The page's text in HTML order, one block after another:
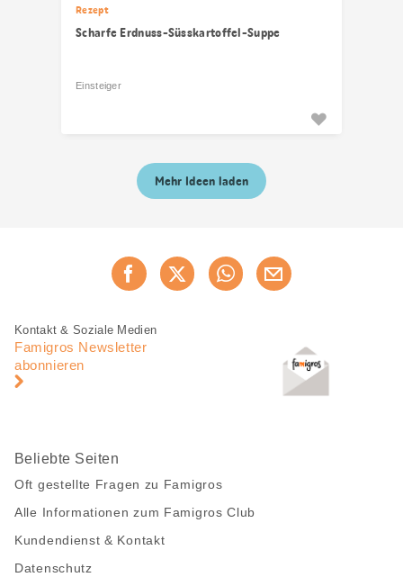
Rezept
Scharfe Erdnuss-Süsskartoffel-Suppe
Einsteiger
Mehr Ideen laden
Jetzt weiterempfehlen
Fusszeile
Fusszeile
Navigation
Kontakt & Soziale Medien
Famigros Newsletter
abonnieren
Beliebte Seiten
Oft gestellte Fragen zu Famigros
Alle Informationen zum Famigros Club
Kundendienst & Kontakt
Datenschutz